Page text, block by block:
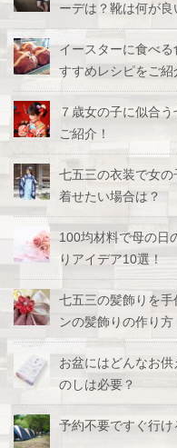
ーデは？靴は何が良
イースターに食べ
すすめレシピをご紹
７歳女の子に似合
ご紹介！
七五三の衣装で女
着せたい場合は？
100均材料で母の日
りアイデア10選！
七五三の髪飾りを
ンの髪飾りの作り方
お盆にはどんなお
のしは必要？
予約不要ですぐ行け